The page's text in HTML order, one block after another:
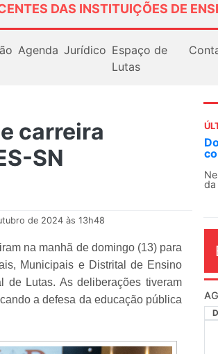
DAS INSTITUIÇÕES DE
Agenda Jurídico Espaço de
Lutas
carreira
SN
de 2024 às 13h48
na manhã de domingo (13) para
Municipais e Distrital de Ensino
de Lutas. As deliberações tiveram
a defesa da educação pública
da